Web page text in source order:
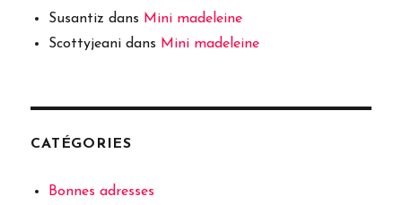
Susantiz dans Mini madeleine
Scottyjeani dans Mini madeleine
CATÉGORIES
Bonnes adresses